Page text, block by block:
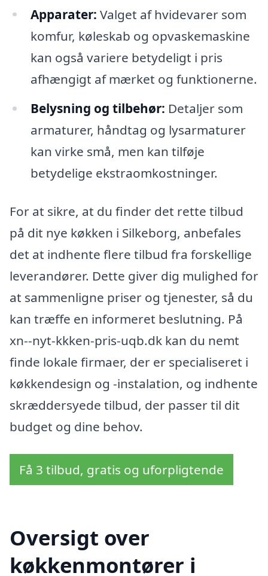
Apparater: Valget af hvidevarer som
komfur, køleskab og opvaskemaskine
kan også variere betydeligt i pris
afhængigt af mærket og funktionerne.
Belysning og tilbehør: Detaljer som
armaturer, håndtag og lysarmaturer
kan virke små, men kan tilføje
betydelige ekstraomkostninger.
For at sikre, at du finder det rette tilbud
på dit nye køkken i Silkeborg, anbefales
det at indhente flere tilbud fra forskellige
leverandører. Dette giver dig mulighed for
at sammenligne priser og tjenester, så du
kan træffe en informeret beslutning. På
xn--nyt-kkken-pris-uqb.dk kan du nemt
finde lokale firmaer, der er specialiseret i
køkkendesign og -instalation, og indhente
skræddersyede tilbud, der passer til dit
budget og dine behov.
Få 3 tilbud, gratis og uforpligtende
Oversigt over
køkkenmontører i